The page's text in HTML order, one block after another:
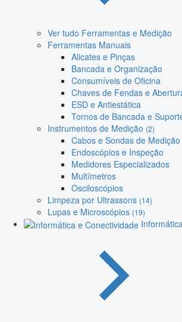
Ver tudo Ferramentas e Medição
Ferramentas Manuais
Alicates e Pinças
Bancada e Organização
Consumíveis de Oficina
Chaves de Fendas e
ESD e Antiestática
Tornos de Bancada e
Instrumentos de Medição (2)
Cabos e Sondas de Medição
Endoscópios e Inspeção
Medidores Especializados
Multímetros
Osciloscópios
Limpeza por Ultrassons (14)
Lupas e Microscópios (19)